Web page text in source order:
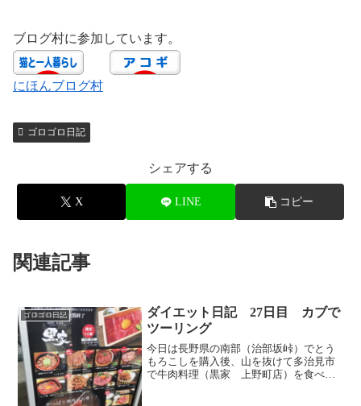
ブログ村に参加しています。
にほんブログ村
ゴロゴロ日記
シェアする
X LINE コピー
関連記事
ゴロゴロ日記
ダイエット日記 27日目 カブで
ツーリング
今日は長野県の南部（治部坂峠）でとう
もろこしを購入後、山を抜けて多治見市
で牛肉料理（黒家 上野町店）を食べ